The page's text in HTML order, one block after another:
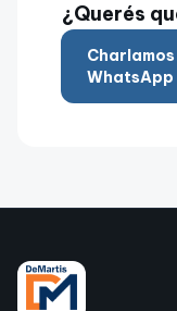
¿Querés
WhatsApp